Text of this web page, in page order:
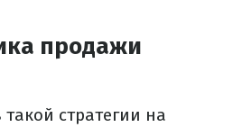
продажи
стратегии на